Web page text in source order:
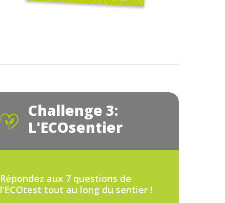
Challenge 3:
L'ECOsentier
Répondez aux 7 questions de
l’ECOtest tout au long du sentier !